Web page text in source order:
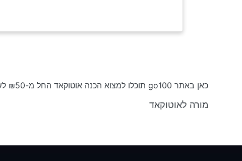
כאן באתר go100 תוכלו למצוא הכנה אוטוקאד החל מ-₪50 לשעה וקורסים בחינם
מורה לאוטוקאד